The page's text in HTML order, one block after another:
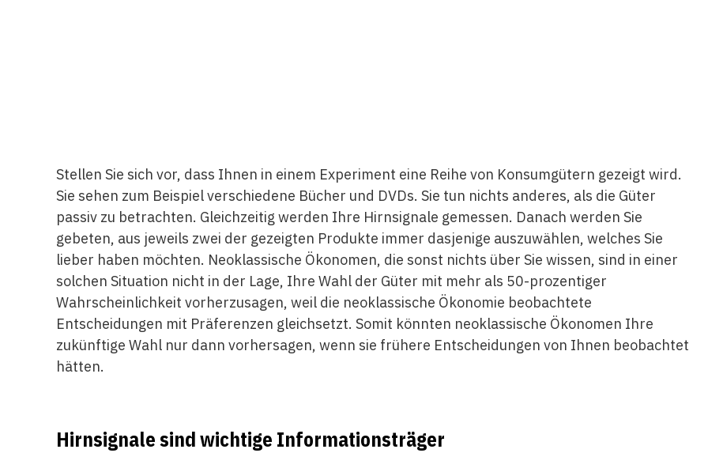
Stellen Sie sich vor, dass Ihnen in einem Experiment eine Reihe von Konsumgütern gezeigt wird.
Sie sehen zum Beispiel verschiedene Bücher und DVDs. Sie tun nichts anderes, als die Güter
passiv zu betrachten. Gleichzeitig werden Ihre Hirnsignale gemessen. Danach werden Sie
gebeten, aus jeweils zwei der gezeigten Produkte immer dasjenige auszuwählen, welches Sie
lieber haben möchten. Neoklassische Ökonomen, die sonst nichts über Sie wissen, sind in einer
solchen Situation nicht in der Lage, Ihre Wahl der Güter mit mehr als 50-prozentiger
Wahrscheinlichkeit vorherzusagen, weil die neoklassische Ökonomie beobachtete
Entscheidungen mit Präferenzen gleichsetzt. Somit könnten neoklassische Ökonomen Ihre
zukünftige Wahl nur dann vorhersagen, wenn sie frühere Entscheidungen von Ihnen beobachtet
hätten.
Hirnsignale sind wichtige Informationsträger